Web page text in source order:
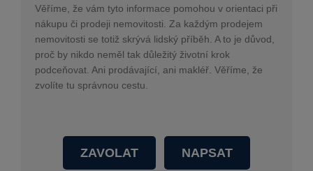
Věříme, že vám tyto informace pomohou v orientaci při
nákupu či prodeji nemovitosti. Za každým prodejem
nemovitosti se totiž skrývá lidský příběh. A to je důvod,
proč by nikdo neměl tak důležitý životní krok
podceňovat. Ani prodávající, ani makléř. Věříme, že
zvolíte tu správnou cestu.
ZAVOLAT NAPSAT